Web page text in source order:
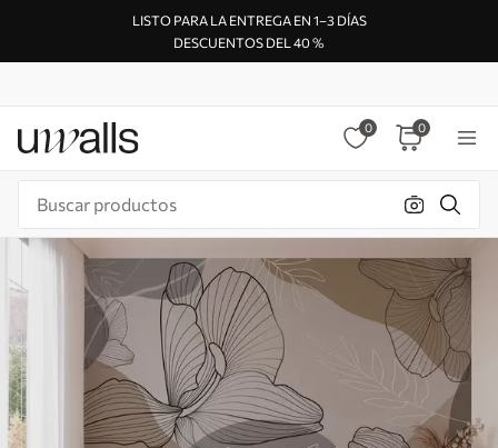
LISTO PARA LA ENTREGA EN 1–3 DÍAS
DESCUENTOS DEL 40 %
0 0